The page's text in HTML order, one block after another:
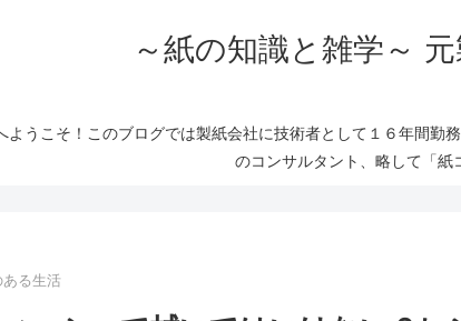
～紙の知識と雑学～
ようこそ！このブログでは製紙会社に技術者として１６年間
のコンサルタント、略して「紙
ある生活